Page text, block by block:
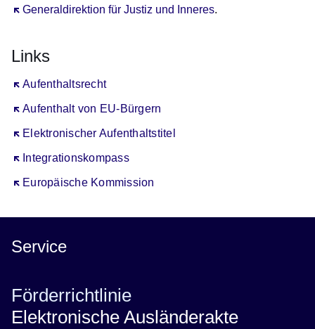
Generaldirektion für Justiz und Inneres
Öffnet sich in einem neuen Fenster .
Links
Aufenthaltsrecht
Öffnet sich in einem neuen Fenster
Aufenthalt von EU-Bürgern
Öffnet sich in einem neuen Fenster
Elektronischer Aufenthaltstitel
Öffnet sich in einem neuen Fenster
Integrationskompass
Öffnet sich in einem neuen Fenster
Europäische Kommission
Öffnet sich in einem neuen Fenster
Service
Förderrichtlinie
Elektronische Ausländerakte